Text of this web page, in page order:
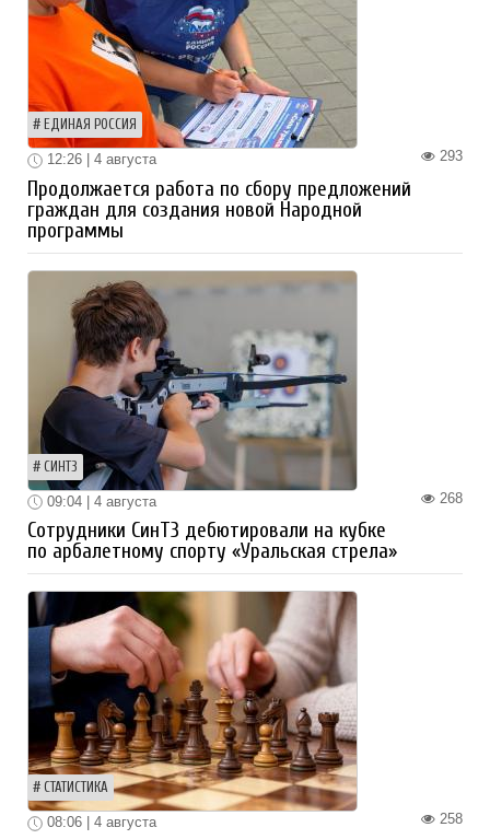
ЕДИНАЯ РОССИЯ
293
12:26 | 4 августа
Продолжается работа по сбору предложений
граждан для создания новой Народной
программы
СИНТЗ
268
09:04 | 4 августа
Сотрудники СинТЗ дебютировали на кубке
по арбалетному спорту «Уральская стрела»
СТАТИСТИКА
258
08:06 | 4 августа